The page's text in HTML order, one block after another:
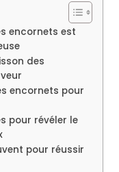
encornets est
des
encornets pour
pour révéler le
pour réussir